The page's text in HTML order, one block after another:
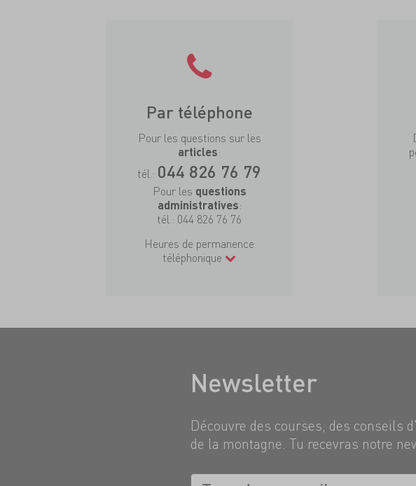
Par téléphone
Pour les questions sur les
articles:
tél.: 044 826 76 79
Pour les questions
administratives:
tél.: 044 826 76 76
Heures de permanence
téléphonique
Newsletter
Découvre des courses, des conseils
de la montagne. Tu recevras notre